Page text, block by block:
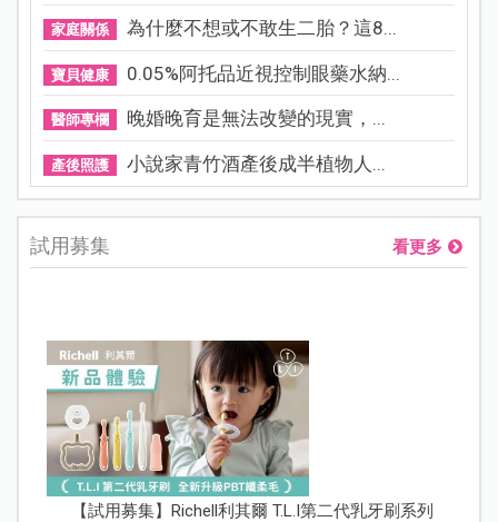
家庭關係 為什麼不想或不敢生二胎？這8...
寶貝健康 0.05%阿托品近視控制眼藥水納...
醫師專欄 晚婚晚育是無法改變的現實，...
產後照護 小說家青竹酒產後成半植物人...
試用募集 看更多
【試用募集】Richell利其爾 T.L.I第二代乳牙刷系列